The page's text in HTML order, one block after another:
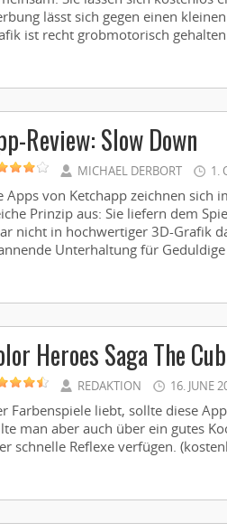
lässt sich gegen einen
ist recht grobmotorisch
Review: Slow Down
MICHAEL DERBORT 1.
Apps von Ketchapp zeichnen sich
Prinzip aus: Sie liefern dem
nicht in hochwertiger 3D-Grafik
Unterhaltung für
Heroes Saga The
REDAKTION 16. JUNE
Farbenspiele liebt, sollte diese
man aber auch über ein gutes
schnelle Reflexe verfügen.